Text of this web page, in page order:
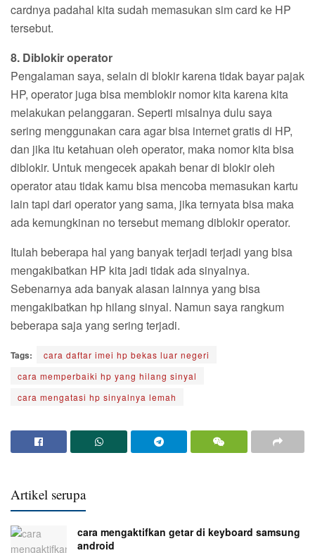
cardnya padahal kita sudah memasukan sim card ke HP
tersebut.
8. Diblokir operator
Pengalaman saya, selain di blokir karena tidak bayar pajak
HP, operator juga bisa memblokir nomor kita karena kita
melakukan pelanggaran. Seperti misalnya dulu saya
sering menggunakan cara agar bisa internet gratis di HP,
dan jika itu ketahuan oleh operator, maka nomor kita bisa
diblokir. Untuk mengecek apakah benar di blokir oleh
operator atau tidak kamu bisa mencoba memasukan kartu
lain tapi dari operator yang sama, jika ternyata bisa maka
ada kemungkinan no tersebut memang diblokir operator.
Itulah beberapa hal yang banyak terjadi terjadi yang bisa
mengakibatkan HP kita jadi tidak ada sinyalnya.
Sebenarnya ada banyak alasan lainnya yang bisa
mengakibatkan hp hilang sinyal. Namun saya rangkum
beberapa saja yang sering terjadi.
Tags:
cara daftar imei hp bekas luar negeri
cara memperbaiki hp yang hilang sinyal
cara mengatasi hp sinyalnya lemah
Artikel serupa
cara mengaktifkan getar di keyboard samsung
android